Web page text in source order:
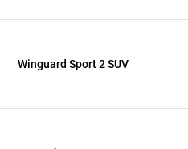
Winguard Sport 2 SUV